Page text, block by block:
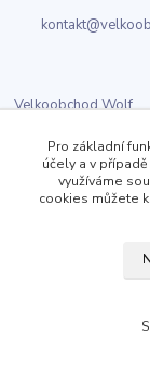
Velkoobchod Wolf
Kosmonosy
Pro základní
účely a v
využíváme
cookies můžete